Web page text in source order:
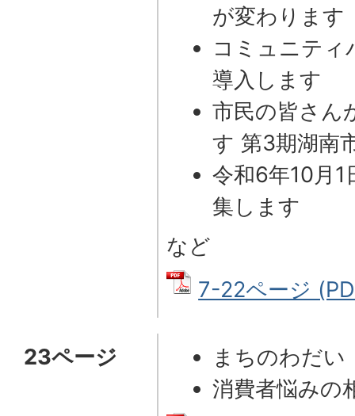
が変わります
コミュニティ
導入します
市民の皆さん
す 第3期湖南
令和6年10月1
集します
など
7-22ページ
23ページ
まちのわだい
消費者悩みの